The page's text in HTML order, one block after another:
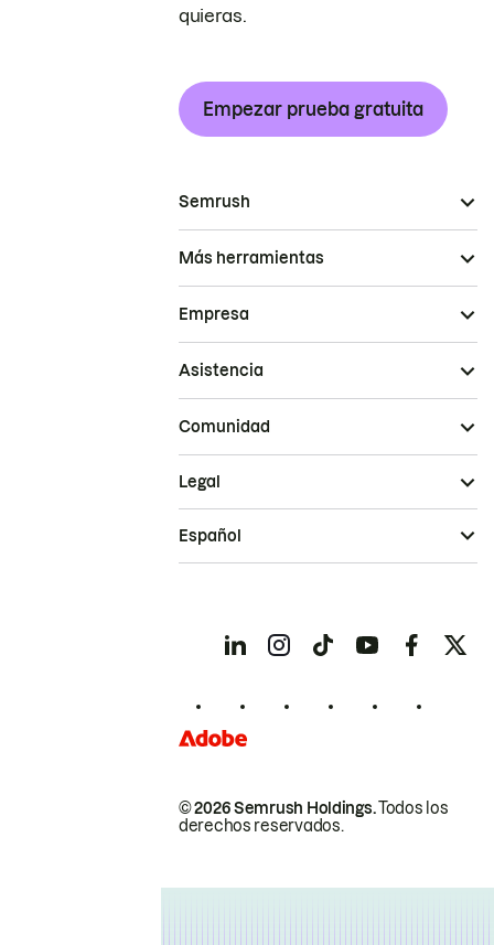
quieras.
Empezar prueba gratuita
Semrush
Más herramientas
Empresa
Asistencia
Comunidad
© 2026 Semrush Holdings.Todos los
derechos reservados.
Legal
Español